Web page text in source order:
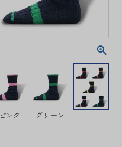
ピンク グリーン